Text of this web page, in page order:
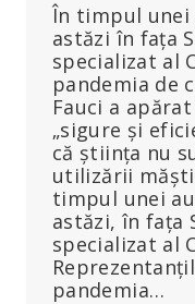
În timpul
astăzi în fața
specializat al
pandemia de
Fauci a
„sigure și
că știința nu
utilizării
timpul unei
astăzi, în fața
specializat al
pandemia…